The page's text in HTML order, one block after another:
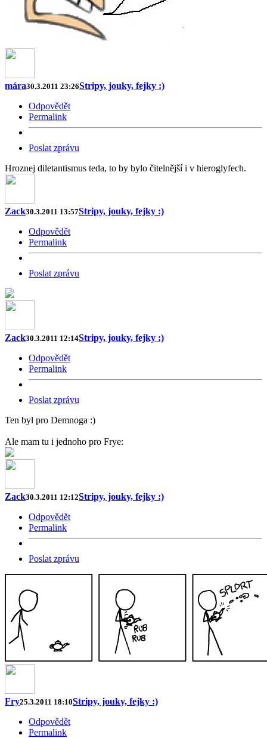
mára30.3.2011 23:26Stripy, jouky, fejky :)
Odpovědět
Permalink
Poslat zprávu
Hroznej diletantismus teda, to by bylo čitelnější i v hieroglyfech.
Zack30.3.2011 13:57Stripy, jouky, fejky :)
Odpovědět
Permalink
Poslat zprávu
Zack30.3.2011 12:14Stripy, jouky, fejky :)
Odpovědět
Permalink
Poslat zprávu
Ten byl pro Demnoga :)
Ale mam tu i jednoho pro Frye:
Zack30.3.2011 12:12Stripy, jouky, fejky :)
Odpovědět
Permalink
Poslat zprávu
Fry25.3.2011 18:10Stripy, jouky, fejky :)
Odpovědět
Permalink